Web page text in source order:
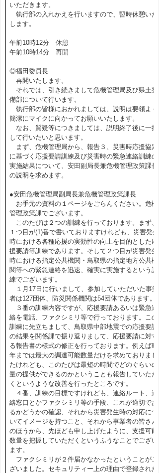
いただきます。
執行部の入れかえを行いますので、暫時休憩いた
します。
午前10時12分 休憩
午前10時14分 再開
◎福田委員長
再開いたします。
それでは、引き続きまして危機管理局及び県土整
備部について行います。
執行部の皆様におかれましては、説明は要領よく
簡潔にマイクに向かってお願いいたします。
なお、質疑等につきましては、説明終了後に一括
して行いたいと思います。
まず、危機管理局から、報告３、災害時応援協定
に基づく応援要請訓練及び災害時の緊急連絡訓練の
実施結果について、安田副局長兼危機管理政策課長
の説明を求めます。
●安田危機管理局副局長兼危機管理政策課長
お手元の資料の１ページをごらんください。危機
管理政策課でございます。
このたびは２つの訓練を行っております。まず、
１つ目が(1)番で書いておりますけれども、災害発生
時における各種応援の実効性の向上を目的とした応
援要請等訓練であります。そして２つ目が災害発生
時における指定公共機関・鳥取県の指定地方公共機
関等への緊急連絡を迅速、確実に実施するという訓
練でございます。
１月17日に行いまして、参加していただいた事業
者は127団体、防災関係機関は54団体であります。
３番の訓練内容ですが、応援要請あるいは緊急連
絡を電話、ファクシミリ等で行っております。この
訓練に先立ちまして、鳥取県中部地震での応援要請
の結果を関係課で振り返りまして、応援要請に対す
る報告書の様式の修正を行っております。例えば昨
年までは最大の調達可能数量だけを求めておりまし
たけれども、このたびは最短の時間でどのぐらいの
量の提供ができるのかということも報告していただ
くというような改善を行ったところです。
４番、訓練の目標ですけれども、連絡ルート、連
絡窓口とかファクシミリ等の手段、これが適切であ
るかどうかの確認、それから災害発生時の対応につ
いてイメージを持つこと、それから事業者の皆さん
のほうから、先ほども申し上げたように、支援可能
数量を把握していただくというふうなことでござい
ます。
ファクシミリが２件届かなかったということがご
ざいました。セキュリティー上の理由で登録された